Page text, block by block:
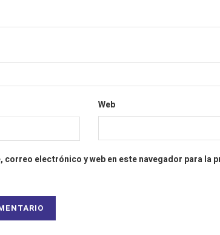
Web
correo electrónico y web en este navegador para la